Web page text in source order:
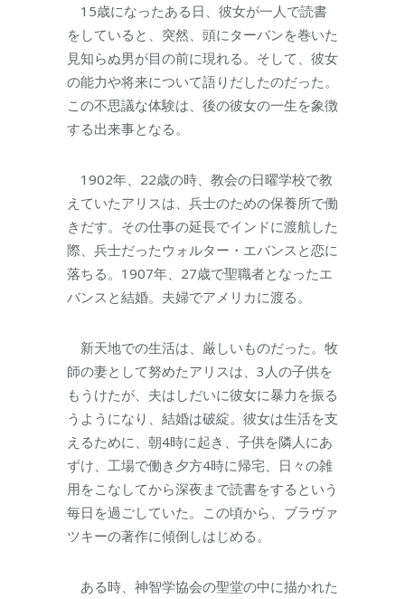
15歳になったある日、彼女が一人で読書
をしていると、突然、頭にターバンを巻いた
見知らぬ男が目の前に現れる。そして、彼女
の能力や将来について語りだしたのだった。
この不思議な体験は、後の彼女の一生を象徴
する出来事となる。
1902年、22歳の時、教会の日曜学校で教
えていたアリスは、兵士のための保養所で働
きだす。その仕事の延長でインドに渡航した
際、兵士だったウォルター・エバンスと恋に
落ちる。1907年、27歳で聖職者となったエ
バンスと結婚。夫婦でアメリカに渡る。
新天地での生活は、厳しいものだった。牧
師の妻として努めたアリスは、3人の子供を
もうけたが、夫はしだいに彼女に暴力を振る
うようになり、結婚は破綻。彼女は生活を支
えるために、朝4時に起き、子供を隣人にあ
ずけ、工場で働き夕方4時に帰宅、日々の雑
用をこなしてから深夜まで読書をするという
毎日を過ごしていた。この頃から、ブラヴァ
ツキーの著作に傾倒しはじめる。
ある時、神智学協会の聖堂の中に描かれた